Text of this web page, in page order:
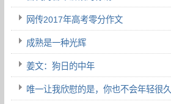
网传2017年高考零分作文
成熟是一种光辉
姜文：狗日的中年
唯一让我欣慰的是，你也不会年轻很久